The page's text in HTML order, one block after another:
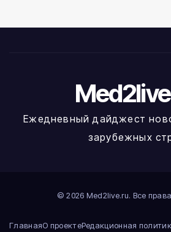
Ежедневный дайджест
зарубежных
© 2026 Med2live.ru. Все
ГлавнаяО проектеРедакционная